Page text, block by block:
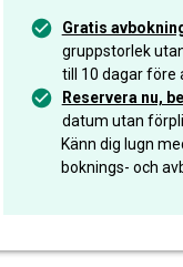
Gratis
gruppstorlek
till 10 dagar före
Reservera nu,
datum utan
Känn dig lugn
boknings- och